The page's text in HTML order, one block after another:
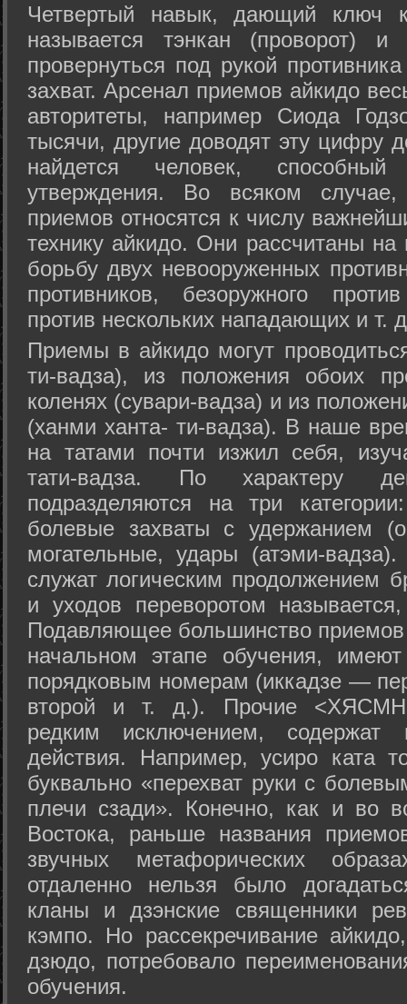
Четвертый навык, дающий ключ
называется тэнкан (проворот)
провернуться под рукой
захват. Арсенал приемов айкидо
авторитеты, например Сиода
тысячи, другие доводят эту цифру
найдется человек,
утверждения. Во всяком
приемов относятся к числу
технику айкидо. Они рассчитаны
борьбу двух невооруженных
противников, безоружного
против нескольких нападающих и т.
Приемы в айкидо могут
ти-вадза), из положения обоих
коленях (сувари-вадза) и из
(ханми ханта- ти-вадза). В наше
на татами почти изжил себя,
тати-вадза. По характеру
подразделяются на три
болевые захваты с удержанием
могательные, удары (атэми-
служат логическим продолжением
и уходов переворотом
Подавляющее большинство
начальном этапе обучения,
порядковым номерам (иккадзе —
второй и т. д.). Прочие
редким исключением, содержат
действия. Например, усиро ката
буквально «перехват руки с
плечи сзади». Конечно, как и во
Востока, раньше названия
звучных метафорических
отдаленно нельзя было
кланы и дзэнские священники
кэмпо. Но рассекречивание
дзюдо, потребовало
обучения.